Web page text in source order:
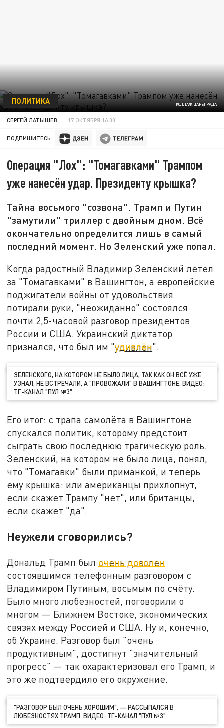
КОЛЛАЖ ЦАРЬГРАДА
ПОЛИТИКА
СЕРГЕЙ ЛАТЫШЕВ 17 ОКТЯБРЯ 16:00
ПОДПИШИТЕСЬ:
Операция "Лох": "Томагавками" Трампом
уже нанесён удар. Президенту крышка?
Тайна восьмого "созвона". Трамп и Путин
"замутили" триллер с двойным дном. Всё
окончательно определится лишь в самый
последний момент. Но Зеленский уже попал.
Когда радостный Владимир Зеленский летел
за "Томагавками" в Вашингтон, а европейские
поджигатели войны от удовольствия
потирали руки, "неожиданно" состоялся
почти 2,5-часовой разговор президентов
России и США. Украинский диктатор
признался, что был им "удивлён".
ЗЕЛЕНСКОГО, НА КОТОРОМ НЕ БЫЛО ЛИЦА, ТАК КАК ОН ВСЁ УЖЕ
УЗНАЛ, НЕ ВСТРЕЧАЛИ, А "ПРОВОЖАЛИ" В ВАШИНГТОНЕ. ВИДЕО:
ТГ-КАНАЛ "ПУЛ №3"
Его итог: с трапа самолёта в Вашингтоне
спускался политик, которому предстоит
сыграть свою последнюю трагическую роль.
Зеленский, на котором не было лица, понял,
что "Томагавки" были приманкой, и теперь
ему крышка: или американцы прихлопнут,
если скажет Трампу "нет", или британцы,
если скажет "да".
Неужели сговорились?
Дональд Трамп был очень доволен
состоявшимся телефонным разговором с
Владимиром Путиным, восьмым по счёту.
Было много любезностей, поговорили о
многом — Ближнем Востоке, экономических
связях между Россией и США. Ну и, конечно,
об Украине. Разговор был "очень
продуктивным", достигнут "значительный
прогресс" — так охарактеризовал его Трамп, и
это же подтвердило его окружение.
"РАЗГОВОР БЫЛ ОЧЕНЬ ХОРОШИМ", — РАССЫПАЛСЯ В
ЛЮБЕЗНОСТЯХ ТРАМП. ВИДЕО: ТГ-КАНАЛ "ПУЛ №3"